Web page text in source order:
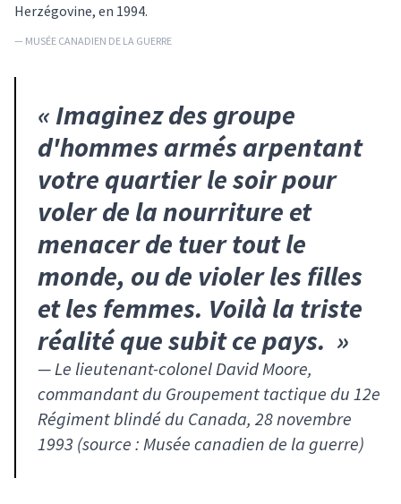
Herzégovine, en 1994.
— MUSÉE CANADIEN DE LA GUERRE
« Imaginez des groupe
d'hommes armés arpentant
votre quartier le soir pour
voler de la nourriture et
menacer de tuer tout le
monde, ou de violer les filles
et les femmes. Voilà la triste
réalité que subit ce pays. »
— Le lieutenant-colonel David Moore,
commandant du Groupement tactique du 12e
Régiment blindé du Canada, 28 novembre
1993 (source : Musée canadien de la guerre)